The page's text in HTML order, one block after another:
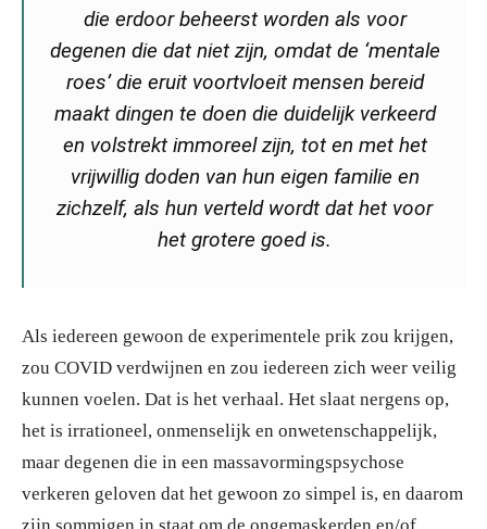
die erdoor beheerst worden als voor
degenen die dat niet zijn, omdat de ‘mentale
roes’ die eruit voortvloeit mensen bereid
maakt dingen te doen die duidelijk verkeerd
en volstrekt immoreel zijn, tot en met het
vrijwillig doden van hun eigen familie en
zichzelf, als hun verteld wordt dat het voor
het grotere goed is.
Als iedereen gewoon de experimentele prik zou krijgen,
zou COVID verdwijnen en zou iedereen zich weer veilig
kunnen voelen. Dat is het verhaal. Het slaat nergens op,
het is irrationeel, onmenselijk en onwetenschappelijk,
maar degenen die in een massavormingspsychose
verkeren geloven dat het gewoon zo simpel is, en daarom
zijn sommigen in staat om de ongemaskerden en/of